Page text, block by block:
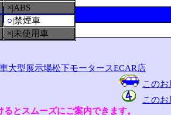
×|ABS
○|禁煙車
×|未使用車
大型展示場松下モータースECAR店
この
この
とスムーズにご案内できます。